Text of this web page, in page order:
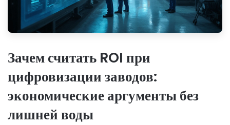
Зачем считать ROI при
цифровизации заводов:
экономические аргументы без
лишней воды